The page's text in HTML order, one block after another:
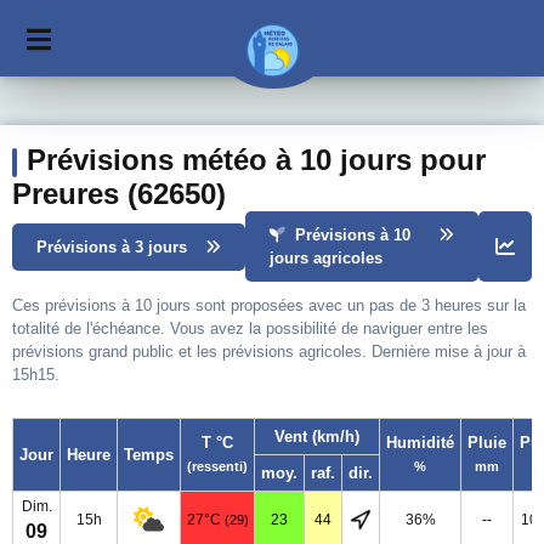
Prévisions météo à 10 jours pour
Preures (62650)
Prévisions à 3 jours
Prévisions à 10
jours agricoles
Ces prévisions à 10 jours sont proposées avec un pas de 3 heures sur la
totalité de l'échéance. Vous avez la possibilité de naviguer entre les
prévisions grand public et les prévisions agricoles. Dernière mise à jour à
15h15.
Jour Heure Temps
T °C
(ressenti)
Vent (km/h) Humidité
%
Pluie
mm
moy. raf. dir.
Dim.
09
15h 27°C (29) 23 44 36% --